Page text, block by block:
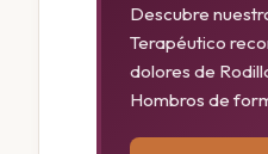
Descubre
Terapéutico
dolores de
Hombros de